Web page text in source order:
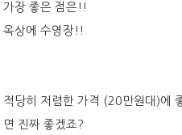
가장 좋은 점은!!
옥상에 수영장!!
적당히 저렴한 가격 (20만원대)에
면 진짜 좋겠죠?